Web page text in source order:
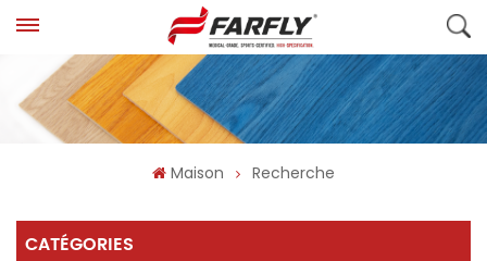
Maison Recherche
CATÉGORIES